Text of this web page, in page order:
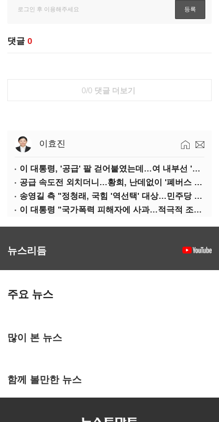
댓글 0
0/0 댓글 더보기
이효진
이 대통령, '공급' 팔 걷어붙였는데…여 내부선 '부동산 망언'(종합)
공급 속도전 외치더니…황희, 난데없이 '폐버스 리모델링' 제안
송영길 측 "정청래, 국힘 '역선택' 대상…민주당 대표로 총선 지휘 못해"
이 대통령 "국가폭력 피해자에 사과…적극적 조사로 진실 밝혀야"
뉴스리듬
주요 뉴스
많이 본 뉴스
함께 볼만한 뉴스